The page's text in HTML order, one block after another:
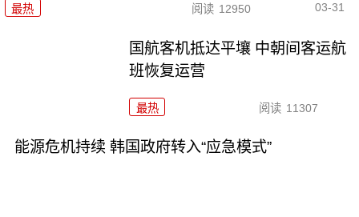
最热 阅读 12950 03-31
国航客机抵达平壤 中朝间客运航
班恢复运营
最热 阅读 11307
能源危机持续 韩国政府转入“应急模式”